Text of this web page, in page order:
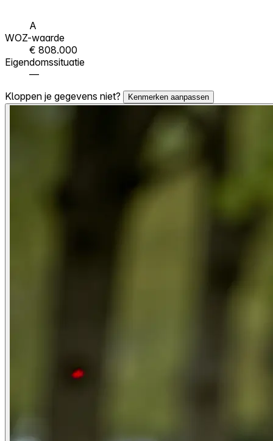
A
WOZ-waarde
€ 808.000
Eigendomssituatie
—
Kloppen je gegevens niet?
Kenmerken aanpassen